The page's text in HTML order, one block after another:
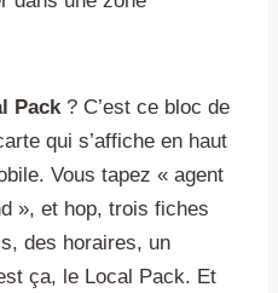
Pack? C’est ce bloc de
qui s’affiche en haut
Vous tapez « agent
», et hop, trois fiches
des horaires, un
ça, le Local Pack. Et